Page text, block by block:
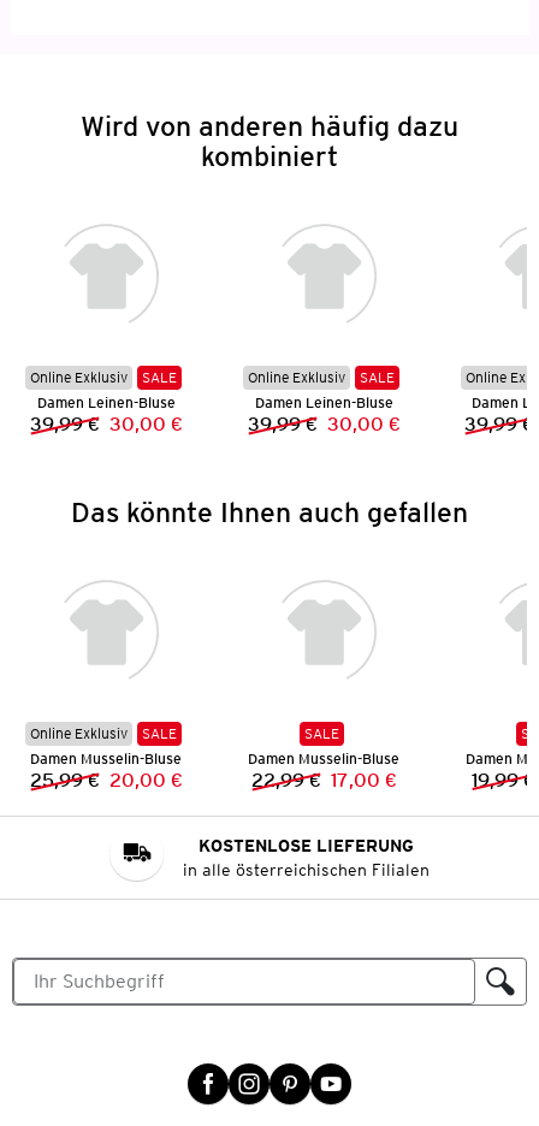
Wird von anderen häufig dazu
kombiniert
Online Exklusiv
SALE
Damen Leinen-Bluse
Vorheriger Preis:
39,99 € Neuer Preis:
30,00 €
Online Exklusiv
SALE
Damen Leinen-Bluse
Vorheriger Preis:
39,99 € Neuer Preis:
30,00 €
Online
Damen
39,99 €
Das könnte Ihnen auch gefallen
Online Exklusiv
SALE
Damen Musselin-Bluse
Vorheriger Preis:
25,99 € Neuer Preis:
20,00 €
SALE
Damen Musselin-Bluse
Vorheriger Preis:
22,99 € Neuer Preis:
17,00 €
Damen
19,99 €
KOSTENLOSE LIEFERUNG
in alle österreichischen Filialen